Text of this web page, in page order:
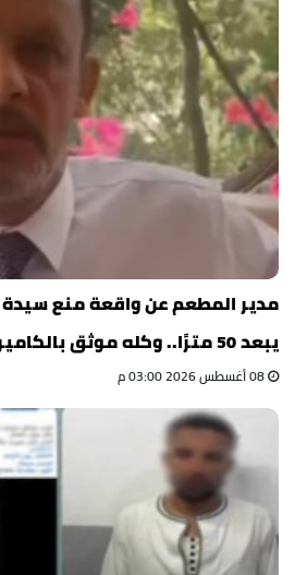
مدير المطعم عن واقعة منع سيدة
يبعد 50 مترًا.. وكله موثق بالكاميرات"